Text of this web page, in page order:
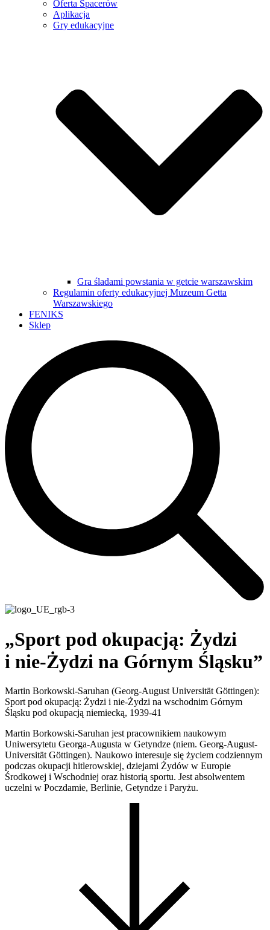
Oferta Spacerów
Aplikacja
Gry edukacyjne
Gra śladami powstania w getcie warszawskim
Regulamin oferty edukacyjnej Muzeum Getta
Warszawskiego
FENIKS
Sklep
„Sport pod okupacją: Żydzi
i nie-Żydzi na Górnym Śląsku”
Martin Borkowski-Saruhan (Georg-August Universität Göttingen):
Sport pod okupacją: Żydzi i nie-Żydzi na wschodnim Górnym
Śląsku pod okupacją niemiecką, 1939-41
Martin Borkowski-Saruhan jest pracownikiem naukowym
Uniwersytetu Georga-Augusta w Getyndze (niem. Georg-August-
Universität Göttingen). Naukowo interesuje się życiem codziennym
podczas okupacji hitlerowskiej, dziejami Żydów w Europie
Środkowej i Wschodniej oraz historią sportu. Jest absolwentem
uczelni w Poczdamie, Berlinie, Getyndze i Paryżu.